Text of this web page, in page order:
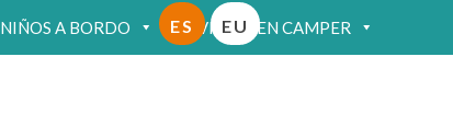
NIÑOS A BORDO VIAJAR EN CAMPER
ES EU